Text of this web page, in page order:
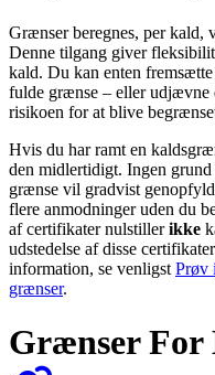
Grænser beregnes, per kald,
Denne tilgang giver
kald. Du kan enten
fulde grænse – eller udjævne
risikoen for at blive
Hvis du har ramt en
den midlertidigt. Ingen
grænse vil gradvist
flere anmodninger uden du
af certifikater nulstillerikke
udstedelse af disse
information, se venligst Prøv
grænser.
Grænser For